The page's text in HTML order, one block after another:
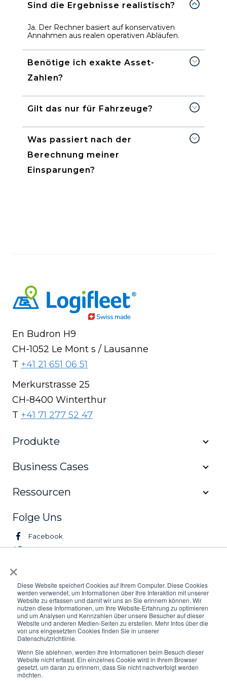
×
Diese Website speichert Cookies auf Ihrem Computer. Diese Cookies
werden verwendet, um Informationen über Ihre Interaktion mit unserer
Website zu erfassen und damit wir uns an Sie erinnern können. Wir
nutzen diese Informationen, um Ihre Website-Erfahrung zu optimieren
und um Analysen und Kennzahlen über unsere Besucher auf dieser
Website und anderen Medien-Seiten zu erstellen. Mehr Infos über die
von uns eingesetzten Cookies finden Sie in unserer
Datenschutzrichtlinie.
Wenn Sie ablehnen, werden Ihre Informationen beim Besuch dieser
Website nicht erfasst. Ein einzelnes Cookie wird in Ihrem Browser
gesetzt, um daran zu erinnern, dass Sie nicht nachverfolgt werden
möchten.
Sind die Ergebnisse realistisch?
Ja. Der Rechner basiert auf konservativen
Annahmen aus realen operativen Abläufen.
Benötige ich exakte Asset-
Zahlen?
Gilt das nur für Fahrzeuge?
Was passiert nach der
Berechnung meiner
Einsparungen?
En Budron H9
CH-1052 Le Mont s / Lausanne
T +41 21 651 06 51
Merkurstrasse 25
CH-8400 Winterthur
T +41 71 277 52 47
Produkte
Business Cases
Ressourcen
Folge Uns
Facebook
Twitter
© 2026 Logifleet. All Rights Reserved.
Privacy AGB Impressum